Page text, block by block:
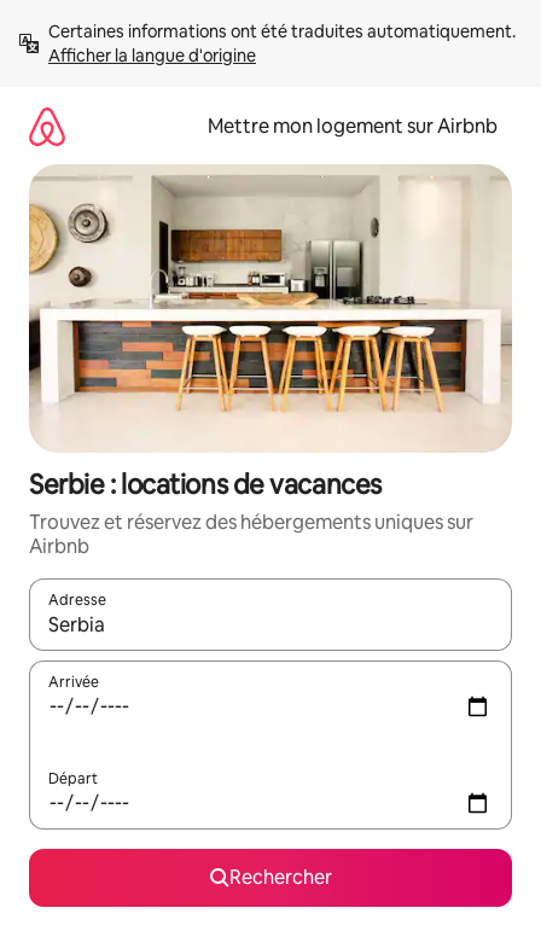
directement
Afficher la langue d'origine
Mettre mon logement sur Airbnb
Serbie : locations de vacances
Trouvez et réservez des hébergements uniques sur
Airbnb
Adresse
Lorsque les résultats s'affichent, utilisez les flèches vers le
Arrivée
Départ
Rechercher